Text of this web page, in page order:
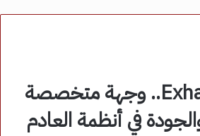
Exhaust Service.. وجهة متخصصة
في أنظمة العادم